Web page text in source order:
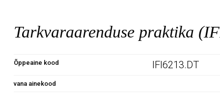
Tarkvaraarenduse praktika
Õppeaine kood IFI6213.DT
vana ainekood